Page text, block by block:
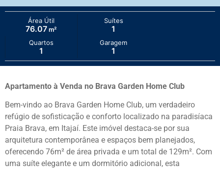
Área Útil
76.07 m²
Suítes
1
Quartos
1
Garagem
1
Apartamento à Venda no Brava Garden Home Club
Bem-vindo ao Brava Garden Home Club, um verdadeiro
refúgio de sofisticação e conforto localizado na paradisíaca
Praia Brava, em Itajaí. Este imóvel destaca-se por sua
arquitetura contemporânea e espaços bem planejados,
oferecendo 76m² de área privada e um total de 129m². Com
uma suíte elegante e um dormitório adicional, esta